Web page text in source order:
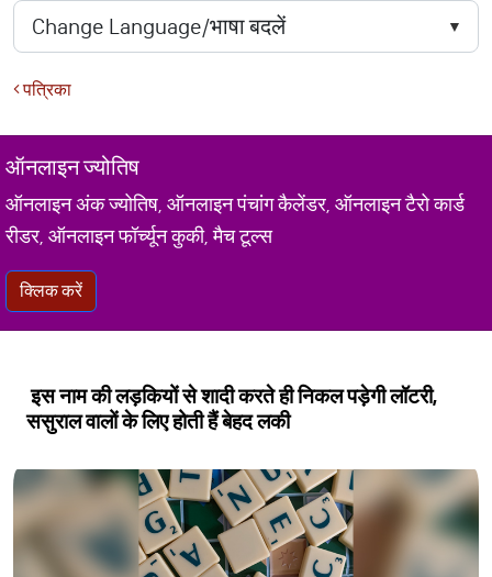
पत्रिका
ऑनलाइन ज्योतिष
ऑनलाइन अंक ज्योतिष, ऑनलाइन पंचांग कैलेंडर, ऑनलाइन टैरो कार्ड
रीडर, ऑनलाइन फॉर्च्यून कुकी, मैच टूल्स
क्लिक करें
इस नाम की लड़कियों से शादी करते ही निकल पड़ेगी लॉटरी,
ससुराल वालों के लिए होती हैं बेहद लकी